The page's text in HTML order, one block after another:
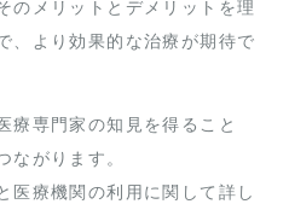
のメリットとデメリットを理
、より効果的な治療が期待で
療専門家の知見を得ること
ながります。
医療機関の利用に関して詳し